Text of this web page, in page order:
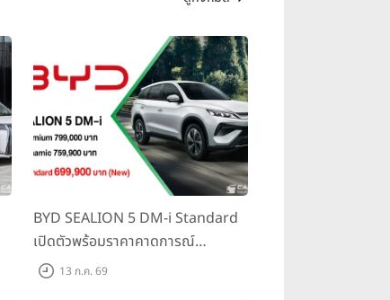
BYD SEALION 5 DM-i Standard
เปิดตัวพร้อมราคาคาดการณ์
699,900 บาท รุ่นย่อยล่าสุดที่มีระยะ
13 ก.ค. 69